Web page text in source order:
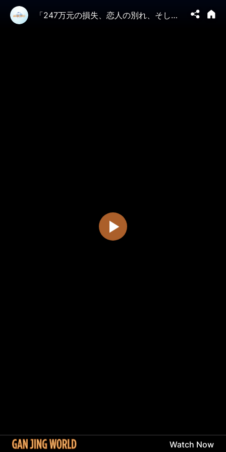
「247万元の損失、恋人の別れ、そして訴訟」 上海中産層が直面する過酷な現実
Watch Now